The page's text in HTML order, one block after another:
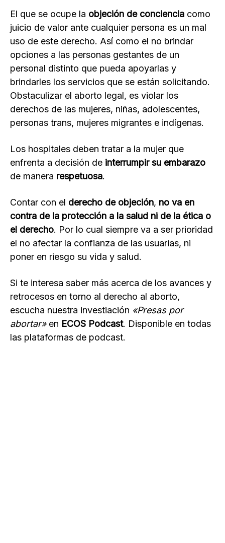
El que se ocupe la objeción de conciencia como
juicio de valor ante cualquier persona es un mal
uso de este derecho. Así como el no brindar
opciones a las personas gestantes de un
personal distinto que pueda apoyarlas y
brindarles los servicios que se están solicitando.
Obstaculizar el aborto legal, es violar los
derechos de las mujeres, niñas, adolescentes,
personas trans, mujeres migrantes e indígenas.
Los hospitales deben tratar a la mujer que
enfrenta a decisión de interrumpir su embarazo
de manera respetuosa.
Contar con el derecho de objeción, no va en
contra de la protección a la salud ni de la ética o
el derecho. Por lo cual siempre va a ser prioridad
el no afectar la confianza de las usuarias, ni
poner en riesgo su vida y salud.
Si te interesa saber más acerca de los avances y
retrocesos en torno al derecho al aborto,
escucha nuestra investiación «Presas por
abortar»en ECOS Podcast. Disponible en todas
las plataformas de podcast.